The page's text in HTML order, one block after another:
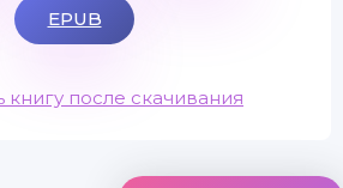
EPUB
книгу после скачивания